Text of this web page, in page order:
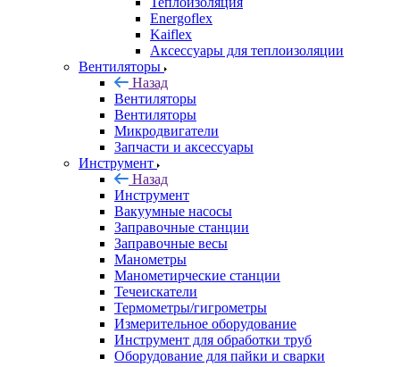
Energoflex
Kaiflex
Аксессуары для теплоизоляции
Вентиляторы
Назад
Вентиляторы
Вентиляторы
Микродвигатели
Запчасти и аксессуары
Инструмент
Назад
Инструмент
Вакуумные насосы
Заправочные станции
Заправочные весы
Манометры
Манометирческие станции
Течеискатели
Термометры/гигрометры
Измерительное оборудование
Инструмент для обработки труб
Оборудование для пайки и сварки